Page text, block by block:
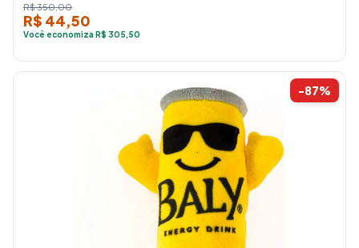
R$ 350,00
R$ 44,50
Você economiza R$ 305,50
-87%